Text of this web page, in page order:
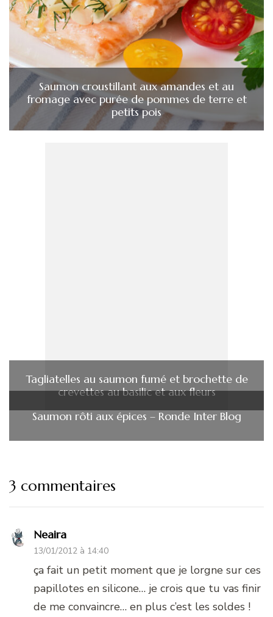
Saumon croustillant aux amandes et au
fromage avec purée de pommes de terre et
petits pois
Tagliatelles au saumon fumé et brochette de
crevettes au basilic et aux fleurs
Saumon rôti aux épices – Ronde Inter Blog
3 commentaires
Neaira
13/01/2012 à 14:40
ça fait un petit moment que je lorgne sur ces
papillotes en silicone… je crois que tu vas finir
de me convaincre… en plus c’est les soldes !